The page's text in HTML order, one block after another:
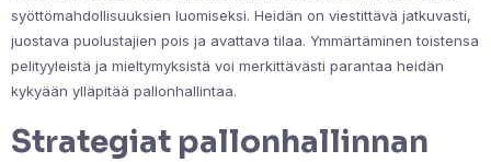
syöttömahdollisuuksien luomiseksi. Heidän on viestittävä jatkuvasti,
juostava puolustajien pois ja avattava tilaa. Ymmärtäminen toistensa
pelityyleistä ja mieltymyksistä voi merkittävästi parantaa heidän
kykyään ylläpitää pallonhallintaa.
Strategiat pallonhallinnan